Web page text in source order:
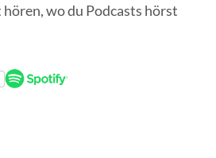
wo du Podcasts hörst